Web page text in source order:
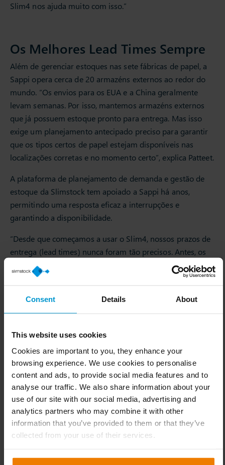
Consent Details About
This website uses cookies
Cookies are important to you, they enhance your
browsing experience. We use cookies to personalise
content and ads, to provide social media features and to
analyse our traffic. We also share information about your
use of our site with our social media, advertising and
analytics partners who may combine it with other
information that you’ve provided to them or that they’ve
collected from your use of their services.
Slim4 nos ajuda muito com isso.”
Os Melhores Lead Times Sempre
Além de gerenciar estoques nas sete fábricas de papel, a
Sappi opera cerca de 20 armazéns externos ao redor do
mundo. “Os envios para os EUA e a China geralmente
levam semanas. Por isso, mantemos armazéns externos
que já possuem estoque pronto para entrega. Mas isso
exige um planejamento antecipado preciso para garantir
que os tipos certos de papel estejam disponíveis nas
localizações corretas e no momento certo”, explica Patteet.
A plataforma de planejamento de demanda e gestão de
estoque da Slimstock tem apoiado a Sappi há anos,
permitindo uma resposta eficaz a interrupções e
garantindo a disponibilidade.
“Desde que começamos a usar o Slim4, nossos prazos de
entrega (lead times) nunca foram tão precisos. Antes, os
cálculos eram feitos manualmente, levando em conta
inúmeros fatores, o que frequentemente resultava em
exceções e calcular automaticamente seus impactos.
Agora, reduzimos as situações de ‘apagar incêndios’,
tornando tudo muito mais eficiente.”
Níveis de Serviço nas Alturas
Além de otimizar as operações, o Slim4 também
transformou a mentalidade da equipe de supply chain da
Sappi. Um treinamento específico sobre previsão de
demanda incentivou uma nova abordagem. “Alguns
colegas e eu participamos de um treinamento da
Slimstock, que nos proporcionou insights valiosos.